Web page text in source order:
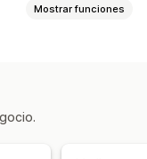
Mostrar funciones